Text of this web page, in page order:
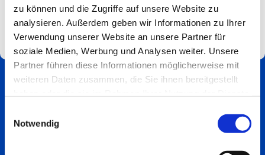
zu können und die Zugriffe auf unsere Website zu
analysieren. Außerdem geben wir Informationen zu Ihrer
Verwendung unserer Website an unsere Partner für
soziale Medien, Werbung und Analysen weiter. Unsere
Partner führen diese Informationen möglicherweise mit
weiteren Daten zusammen, die Sie ihnen bereitgestellt
Notwendig